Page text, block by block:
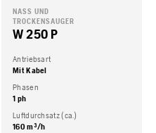
NASS UND
TROCKENSAUGER
W 250 P
Antriebsart
Mit Kabel
Phasen
1 ph
Luftdurchsatz (ca.)
160 m³/h